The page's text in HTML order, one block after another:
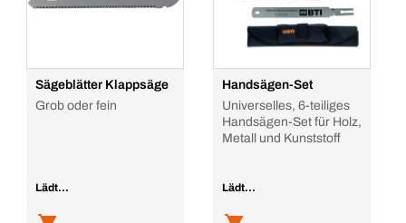
Sägeblätter Klappsäge
Grob oder fein
Lädt...
Handsägen-Set
Universelles, 6-teiliges
Handsägen-Set für Holz,
Metall und Kunststoff
Lädt...